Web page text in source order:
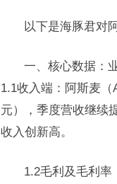
以下是海豚君对
一、核心数据：
1.1收入端：阿斯麦
元），季度营收继续
收入创新高。
1.2毛利及毛利率